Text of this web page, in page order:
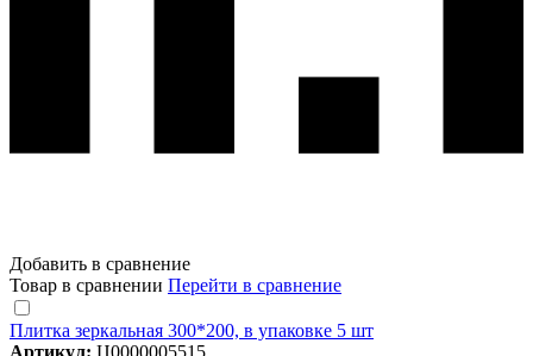
Добавить в сравнение
Товар в сравнении Перейти в сравнение
Плитка зеркальная 300*200, в упаковке 5 шт
Артикул: Ц0000005515